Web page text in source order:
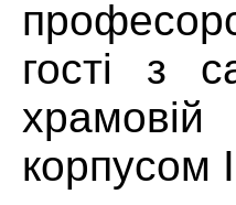
гості з
корпусом